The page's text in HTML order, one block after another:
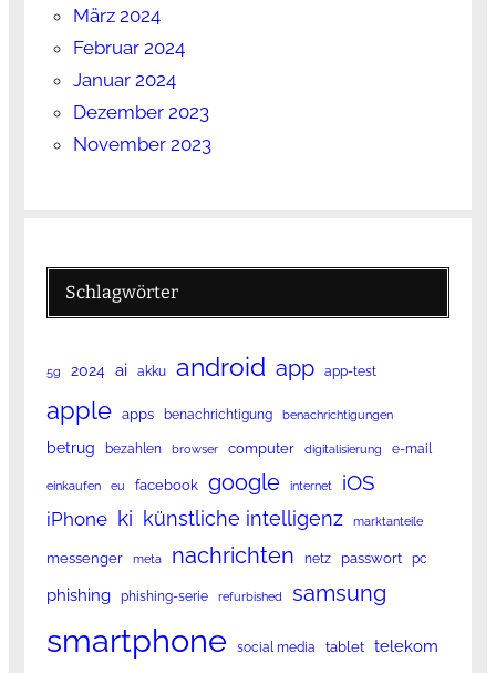
März 2024
Februar 2024
Januar 2024
Dezember 2023
November 2023
Schlagwörter
5g 2024 ai akku android app app-test
apple apps benachrichtigung benachrichtigungen
betrug bezahlen browser computer digitalisierung e-mail
einkaufen eu facebook google internet iOS
iPhone ki künstliche intelligenz marktanteile
messenger meta nachrichten netz passwort pc
phishing phishing-serie refurbished samsung
smartphone social media tablet telekom